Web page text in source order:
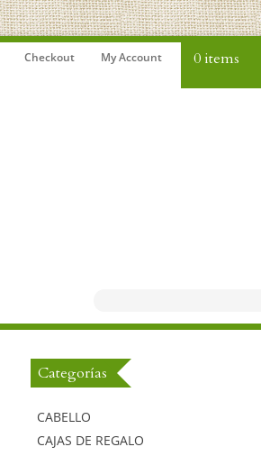
Checkout My Account 0 items
Categorías
CABELLO
CAJAS DE REGALO